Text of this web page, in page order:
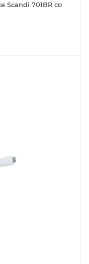
Scandi 701BR со